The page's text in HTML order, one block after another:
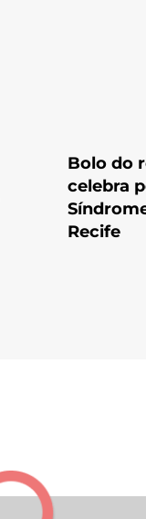
Bolo do
celebra
Recife